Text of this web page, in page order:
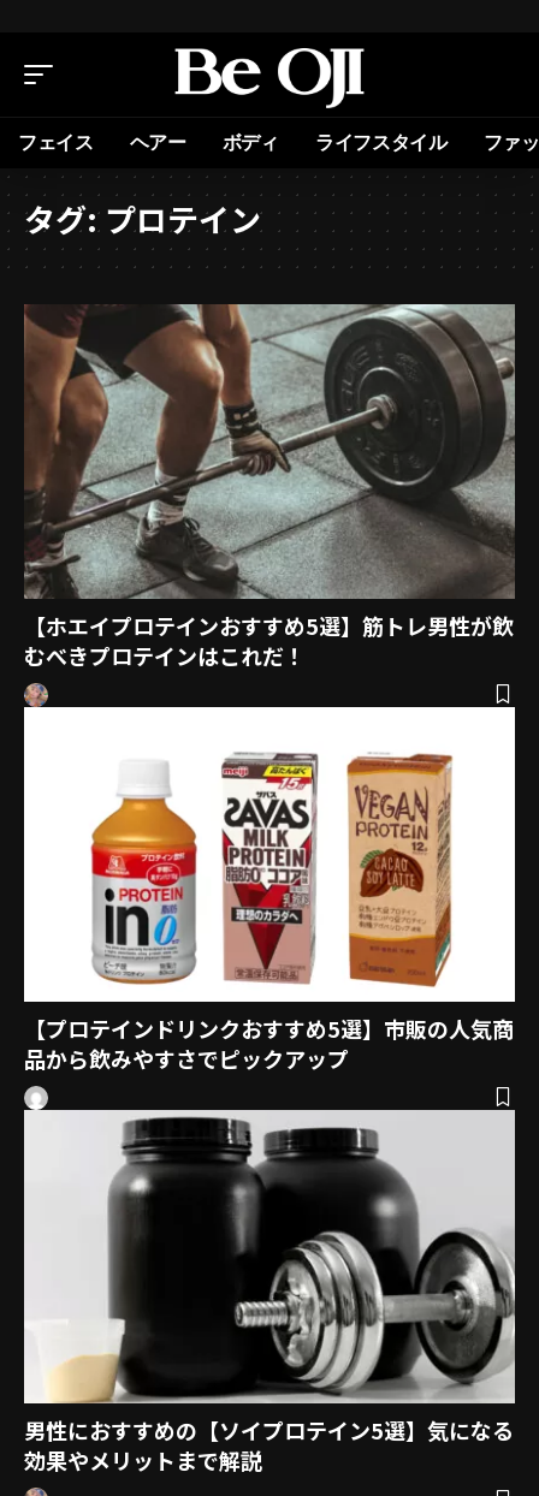
フェイス ヘアー ボディ ライフスタイル ファ
タグ:プロテイン
【ホエイプロテインおすすめ5選】筋トレ男性が飲
むべきプロテインはこれだ！
【プロテインドリンクおすすめ5選】市販の人気商
品から飲みやすさでピックアップ
男性におすすめの【ソイプロテイン5選】気になる
効果やメリットまで解説